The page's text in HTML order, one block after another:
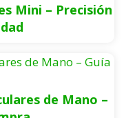
Mini – Precisión
de Mano –